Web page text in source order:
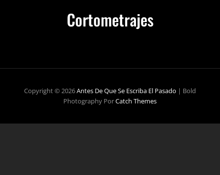
Cortometrajes
Copyright © 2026Antes De Que Se Escriba El Pasado | Bold
Photography PorCatch Themes